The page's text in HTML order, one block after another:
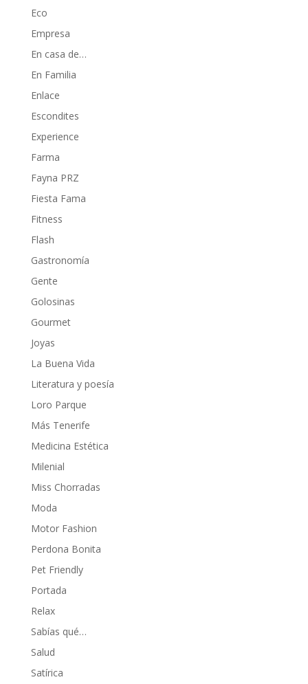
Eco
Empresa
En casa de…
En Familia
Enlace
Escondites
Experience
Farma
Fayna PRZ
Fiesta Fama
Fitness
Flash
Gastronomía
Gente
Golosinas
Gourmet
Joyas
La Buena Vida
Literatura y poesía
Loro Parque
Más Tenerife
Medicina Estética
Milenial
Miss Chorradas
Moda
Motor Fashion
Perdona Bonita
Pet Friendly
Portada
Relax
Sabías qué…
Salud
Satírica